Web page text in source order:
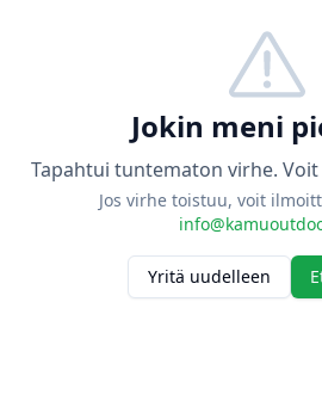
Jokin meni
Tapahtui tuntematon virhe.
Jos virhe toistuu, voit
Yritä uudelleen